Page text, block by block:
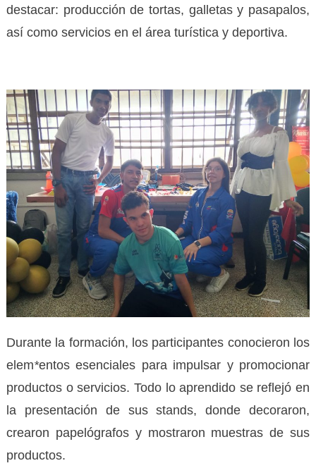
destacar: producción de tortas, galletas y pasapalos,
así como servicios en el área turística y deportiva.
Durante la formación, los participantes conocieron los
elem*entos esenciales para impulsar y promocionar
productos o servicios. Todo lo aprendido se reflejó en
la presentación de sus stands, donde decoraron,
crearon papelógrafos y mostraron muestras de sus
productos.